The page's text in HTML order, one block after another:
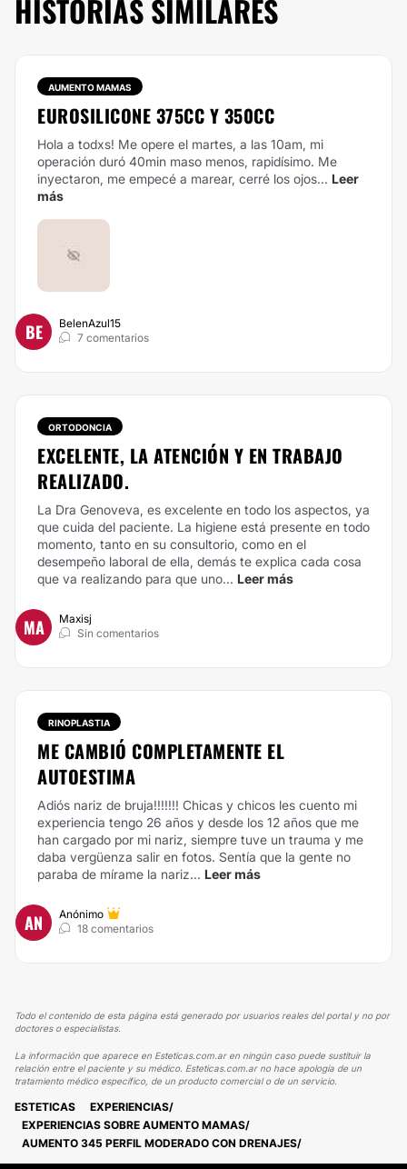
HISTORIAS SIMILARES
AUMENTO MAMAS
EUROSILICONE 375CC Y 350CC
Hola a todxs! Me opere el martes, a las 10am, mi
operación duró 40min maso menos, rapidísimo. Me
inyectaron, me empecé a marear, cerré los ojos... Leer
más
BE
BelenAzul15
7 comentarios
ORTODONCIA
EXCELENTE, LA ATENCIÓN Y EN TRABAJO
REALIZADO.
La Dra Genoveva, es excelente en todo los aspectos, ya
que cuida del paciente. La higiene está presente en todo
momento, tanto en su consultorio, como en el
desempeño laboral de ella, demás te explica cada cosa
que va realizando para que uno... Leer más
MA
Maxisj
Sin comentarios
RINOPLASTIA
ME CAMBIÓ COMPLETAMENTE EL
AUTOESTIMA
Adiós nariz de bruja!!!!!!! Chicas y chicos les cuento mi
experiencia tengo 26 años y desde los 12 años que me
han cargado por mi nariz, siempre tuve un trauma y me
daba vergüenza salir en fotos. Sentía que la gente no
paraba de mírame la nariz... Leer más
AN
Anónimo
18 comentarios
Todo el contenido de esta página está generado por usuarios reales del portal y no por
doctores o especialistas.
La información que aparece en Esteticas.com.ar en ningún caso puede sustituir la
relación entre el paciente y su médico. Esteticas.com.ar no hace apología de un
tratamiento médico específico, de un producto comercial o de un servicio.
ESTETICAS
EXPERIENCIAS
EXPERIENCIAS SOBRE AUMENTO MAMAS
AUMENTO 345 PERFIL MODERADO CON DRENAJES